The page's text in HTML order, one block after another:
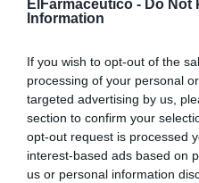
ElFarmaceutico - Do Not
Information
If you wish to opt-out of the
processing of your personal
targeted advertising by us,
section to confirm your
opt-out request is processed
interest-based ads based on
us or personal information
puesto incluso más
da a todos los alumnos,
para hacer constar que se
que la pillería española
Guerra Mundial, y es
ideado diez o doce
imposiciones, pero eso